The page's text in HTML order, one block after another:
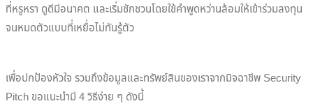
ที่หรูหรา ดูดีมีอนาคต และเริ่มชักชวนโดยใช้คำพูดหว่านล้อมให้เข้าร่วมลงทุน
จนหมดตัวแบบที่เหยื่อไม่ทันรู้ตัว
เพื่อปกป้องหัวใจ รวมถึงข้อมูลและทรัพย์สินของเราจากมิจฉาชีพ Security
Pitch ขอแนะนำมี 4 วิธีง่าย ๆ ดังนี้